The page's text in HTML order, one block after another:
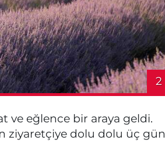
2
ve eğlence bir araya geldi.
ziyaretçiye dolu dolu üç gün